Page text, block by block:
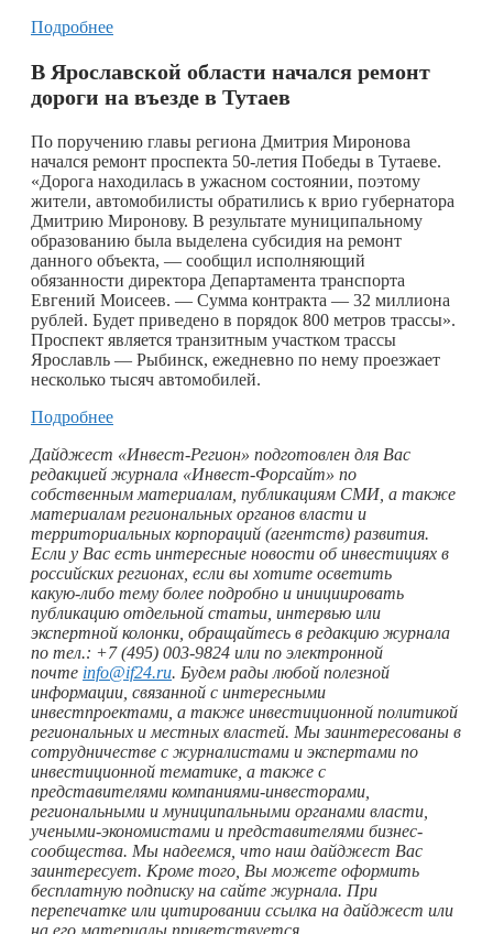
Подробнее
В Ярославской области начался ремонт
дороги на въезде в Тутаев
​По поручению главы региона Дмитрия Миронова
начался ремонт проспекта 50-летия Победы в Тутаеве.
«Дорога находилась в ужасном состоянии, поэтому
жители, автомобилисты обратились к врио губернатора
Дмитрию Миронову. В результате муниципальному
образованию была выделена субсидия на ремонт
данного объекта, — сообщил исполняющий
обязанности директора Департамента транспорта
Евгений Моисеев. — Сумма контракта — 32 миллиона
рублей. Будет приведено в порядок 800 метров трассы».
Проспект является транзитным участком трассы
Ярославль — Рыбинск, ежедневно по нему проезжает
несколько тысяч автомобилей.
Подробнее
Дайджест «Инвест-Регион» подготовлен для Вас
редакцией журнала «Инвест-Форсайт» по
собственным материалам, публикациям СМИ, а также
материалам региональных органов власти и
территориальных корпораций (агентств) развития.
Если у Вас есть интересные новости об инвестициях в
российских регионах, если вы хотите осветить
какую-либо тему более подробно и инициировать
публикацию отдельной статьи, интервью или
экспертной колонки, обращайтесь в редакцию журнала
по тел.: +7 (495) 003-9824 или по электронной
почте info@if24.ru. Будем рады любой полезной
информации, связанной с интересными
инвестпроектами, а также инвестиционной политикой
региональных и местных властей. Мы заинтересованы в
сотрудничестве с журналистами и экспертами по
инвестиционной тематике, а также с
представителями компаниями-инвесторами,
региональными и муниципальными органами власти,
учеными-экономистами и представителями бизнес-
сообщества. Мы надеемся, что наш дайджест Вас
заинтересует. Кроме того, Вы можете оформить
бесплатную подписку на сайте журнала. При
перепечатке или цитировании ссылка на дайджест или
на его материалы приветствуется.